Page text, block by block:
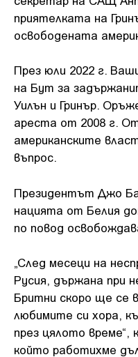
приятелката на
освободената
През юли 2022 г.
на Бут за
Уилън и Гринър.
ареста от 2008 г.
американските
въпрос.
Президентът Джо
нацията от Белия
по повод
„След месеци на
Русия, държана при
Бритни скоро ще се
любимите си хора,
през цялото време“,
който работихме